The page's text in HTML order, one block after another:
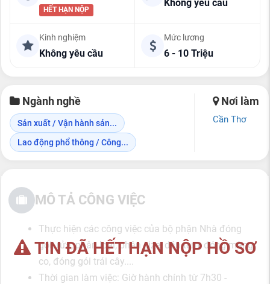
HẾT HẠN NỘP
Không yêu cầu
Kinh nghiệm
Không yêu cầu
Mức lương
6 - 10 Triệu
Ngành nghề
Sản xuất / Vận hành sản...
Lao động phổ thông / Công...
Nơi làm
Cần Thơ
TIN ĐÃ HẾT HẠN NỘP HỒ SƠ
MÔ TẢ CÔNG VIỆC
Thực hiện các công việc của bộ phận Nhà đóng
gói: rửa, phân loại, phân size, dán tem, đóng màng
co, đóng gói trái cây....
Thời gian làm việc: Giờ hành chính từ 7h30 -